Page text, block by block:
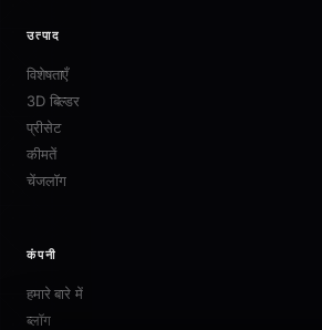
उत्पाद
विशेषताएँ
3D बिल्डर
प्रीसेट
कीमतें
चेंजलॉग
कंपनी
हमारे बारे में
ब्लॉग